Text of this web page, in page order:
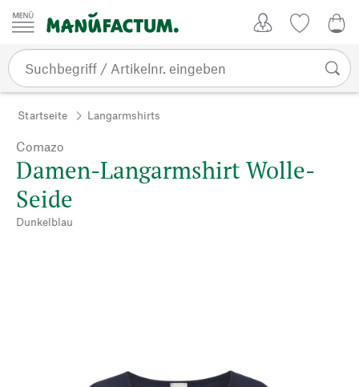
Zum Inhalt springen
Startseite Langarmshirts
Comazo
Damen-Langarmshirt Wolle-
Seide
Dunkelblau